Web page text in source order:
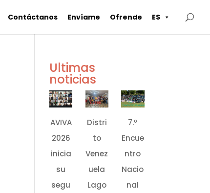
Contáctanos Envíame Ofrende ES
Ultimas
noticias
AVIVA
2026
inicia
su
segu
Distri
to
Venez
uela
Lago
7.º
Encue
ntro
Nacio
nal